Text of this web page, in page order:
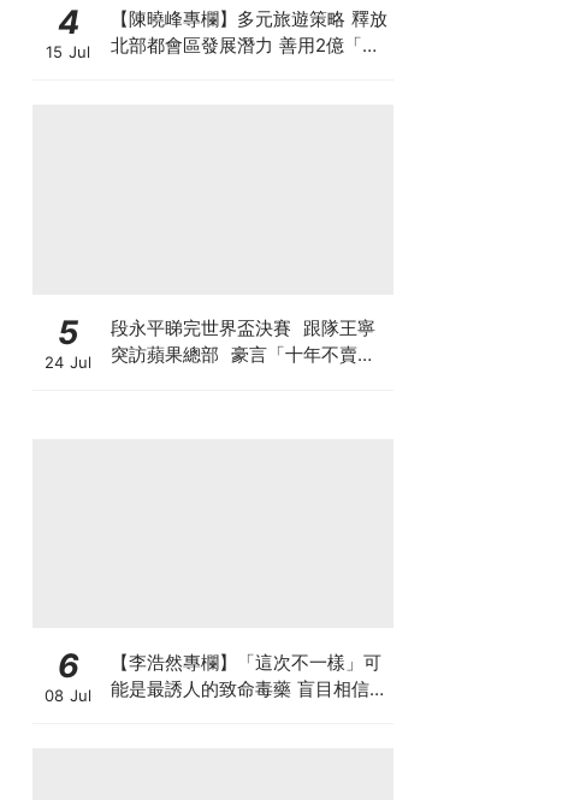
4
15 Jul
【陳曉峰專欄】多元旅遊策略 釋放
北部都會區發展潛力 善用2億「北
5
24 Jul
段永平睇完世界盃決賽 跟隊王寧
突訪蘋果總部 豪言「十年不賣泡
6
08 Jul
【李浩然專欄】「這次不一樣」可
能是最誘人的致命毒藥 盲目相信AI